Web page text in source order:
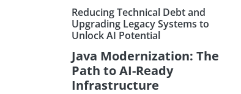
Reducing Technical Debt and
Upgrading Legacy Systems to
Unlock AI Potential
Java Modernization: The
Path to AI-Ready
Infrastructure